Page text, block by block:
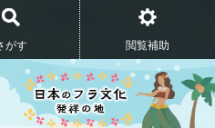
がす 閲覧補助